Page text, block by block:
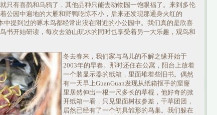
只有喜鹊和乌鸦了，其他品种只能去动物园一饱眼福了。来到多伦
公园中遍地的大雁和野鸭吃惊不小，后来还发现那通身火红的
中提到过的啄木鸟都经常出没在附近的小公园中。我们真的是欣喜
书开始研读，每次去游山玩水的同时也享受着另一大乐趣，观鸟和
冬去春来，我们家与鸟儿的不解之缘开始于
2003年的早春。那时还住在公寓，阳台上放着
一个装显示器的纸箱，里面堆着些旧书。偶然
有一天早上GuanGuan发现从纸箱抠手的窟窿
里居然伸出一根一尺多长的草棍，他好奇的掀
开纸箱一看，只见里面树枝参差，干草团团，
居然已经有了一个初具雏形的鸟巢。我们躲在